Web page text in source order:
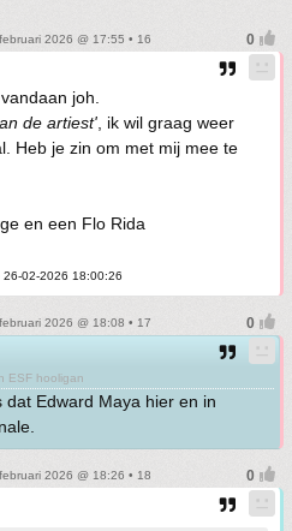
2026 @ 17:55 • 16
joh.
de artiest', ik wil graag weer
Heb je zin om met mij mee te
en een Flo Rida
26-02-2026 18:00:26
2026 @ 18:08 • 17
ESF hooligan
Edward Maya hier en in
2026 @ 18:26 • 18